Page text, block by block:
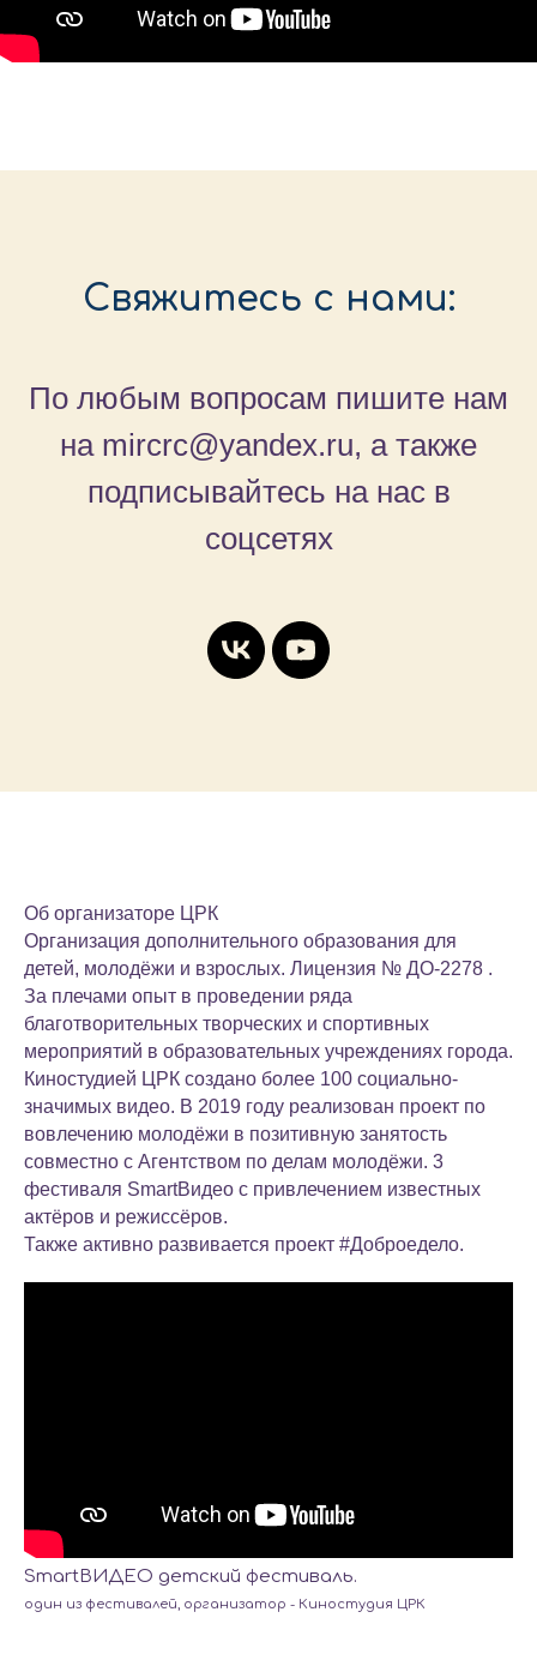
Свяжитесь с нами:
По любым вопросам пишите нам
на mircrc@yandex.ru, а также
подписывайтесь на нас в
соцсетях
Об организаторе ЦРК
Организация дополнительного образования для
детей, молодёжи и взрослых. Лицензия № ДО-2278 .
За плечами опыт в проведении ряда
благотворительных творческих и спортивных
мероприятий в образовательных учреждениях города.
Киностудией ЦРК создано более 100 социально-
значимых видео. В 2019 году реализован проект по
вовлечению молодёжи в позитивную занятость
совместно с Агентством по делам молодёжи. 3
фестиваля SmartВидео с привлечением известных
актёров и режиссёров.
Также активно развивается проект #Доброедело.
SmartВИДЕО детский фестиваль.
один из фестивалей, организатор - Киностудия ЦРК